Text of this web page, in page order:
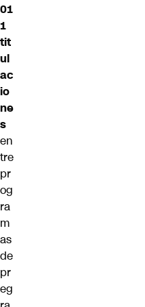
01
1
tit
ul
ac
io
ne
s
en
tre
pr
og
ra
m
as
de
pr
eg